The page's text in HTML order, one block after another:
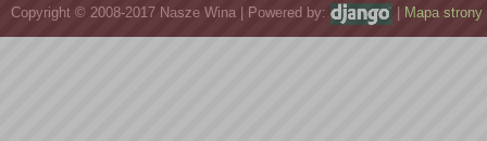
Copyright © 2008-2017 Nasze Wina | Powered by: Mapa strony